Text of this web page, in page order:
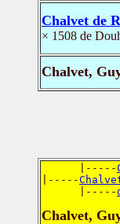
Chalvet de
× 1508 de
Chalvet,
      |-----
|-----
      |-----
Chalvet,